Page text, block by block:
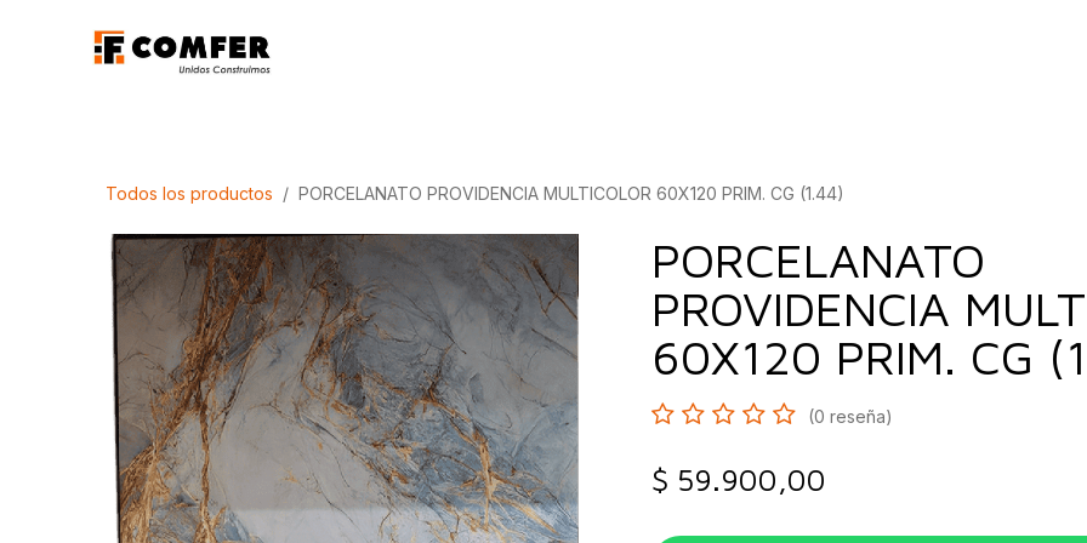
Todos los productos PORCELANATO PROVIDENCIA MULTICOLOR 60X120 PRIM. CG (1.44)
PORCELANATO
PROVIDENCIA
60X120 PRIM. CG
(0 reseña)
$ 59.900,00